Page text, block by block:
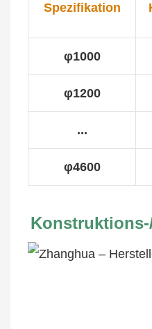
Spezifikation
φ1000
φ1200
...
φ4600